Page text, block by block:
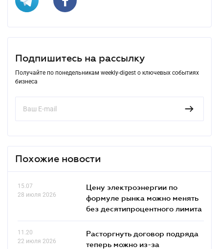
Подпишитесь на рассылку
Получайте по понедельникам weekly-digest о ключевых событиях
бизнеса
Похожие новости
15.07
28 июля 2026
Цену электроэнергии по
формуле рынка можно менять
без десятипроцентного лимита
11.20
22 июля 2026
Расторгнуть договор подряда
теперь можно из-за